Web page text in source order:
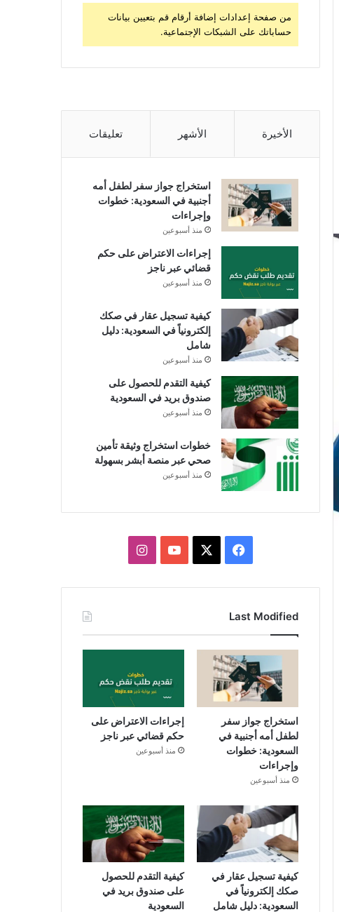
من صفحة إعدادات إضافة أرقام قم بتعيين بيانات
حساباتك على الشبكات الإجتماعية.
الأخيرة الأشهر تعليقات
استخراج جواز سفر لطفل أمه
أجنبية في السعودية: خطوات
وإجراءات
منذ أسبوعين
إجراءات الاعتراض على حكم
قضائي عبر ناجز
منذ أسبوعين
كيفية تسجيل عقار في صكك
إلكترونياً في السعودية: دليل
شامل
منذ أسبوعين
كيفية التقدم للحصول على
صندوق بريد في السعودية
منذ أسبوعين
خطوات استخراج وثيقة تأمين
صحي عبر منصة أبشر بسهولة
منذ أسبوعين
فيسبوك يوتيوبانستقرام
Last Modified
استخراج جواز سفر
لطفل أمه أجنبية في
السعودية: خطوات
وإجراءات
منذ أسبوعين
إجراءات الاعتراض على
حكم قضائي عبر ناجز
منذ أسبوعين
كيفية تسجيل عقار في
صكك إلكترونياً في
السعودية: دليل شامل
كيفية التقدم للحصول
على صندوق بريد في
السعودية